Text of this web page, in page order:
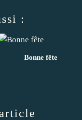
:
Bonne fête